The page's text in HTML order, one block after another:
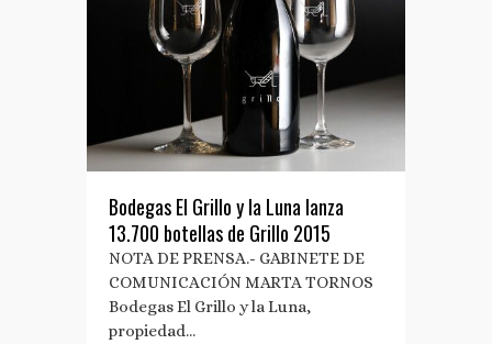
Bodegas El Grillo y la Luna lanza
13.700 botellas de Grillo 2015
NOTA DE PRENSA.- GABINETE DE
COMUNICACIÓN MARTA TORNOS
Bodegas El Grillo y la Luna,
propiedad…